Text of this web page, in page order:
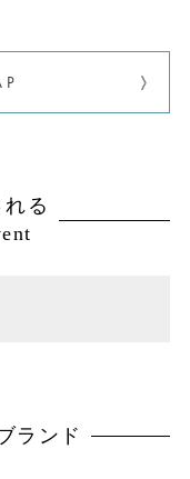
る
ランド